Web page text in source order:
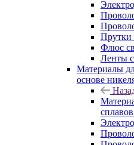
Прутки
Флюс
Ленты
Материалы
основе